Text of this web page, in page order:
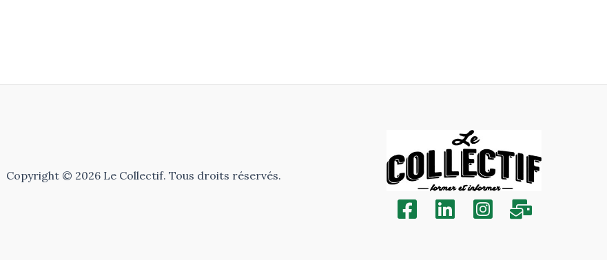
Copyright © 2026 Le Collectif. Tous droits réservés.